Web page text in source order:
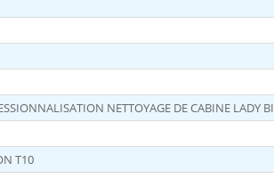
NETTOYAGE DE CABINE LADY
T10